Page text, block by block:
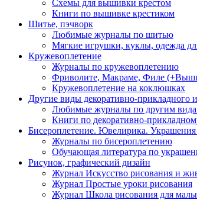
Схемы для вышивки крестом
Книги по вышивке крестиком
Шитье, пэчворк
Любимые журналы по шитью
Мягкие игрушки, куклы, одежда
Кружевоплетение
Журналы по кружевоплетению
Фриволите, Макраме, Филе
Кружевоплетение на коклюшках
Другие виды декоративно-прикладного
Любимые журналы по другим
Книги по декоративно-
Бисероплетение. Ювелирика. Украшения
Журналы по бисероплетению
Обучающая литература по
Рисунок, графический дизайн
Журнал Искусство рисования и
Журнал Простые уроки рисования
Журнал Школа рисования для